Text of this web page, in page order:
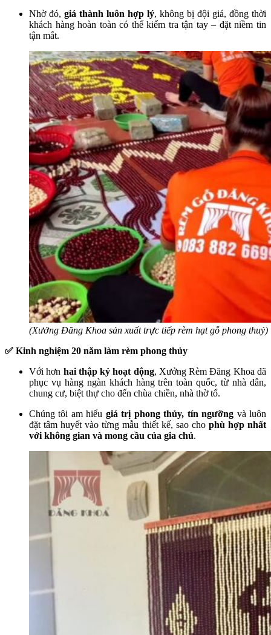
Nhờ đó, giá thành luôn hợp lý, không bị đội giá, đồng thời
khách hàng hoàn toàn có thể kiểm tra tận tay – đặt niềm tin
tận mắt.
(Xưởng Đăng Khoa sản xuất trực tiếp rèm hạt gỗ phong thuỷ)
✅ Kinh nghiệm 20 năm làm rèm phong thủy
Với hơn hai thập kỷ hoạt động, Xưởng Rèm Đăng Khoa đã
phục vụ hàng ngàn khách hàng trên toàn quốc, từ nhà dân,
chung cư, biệt thự cho đến chùa chiền, nhà thờ tổ.
Chúng tôi am hiểu giá trị phong thủy, tín ngưỡng và luôn
đặt tâm huyết vào từng mẫu thiết kế, sao cho phù hợp nhất
với không gian và mong cầu của gia chủ.